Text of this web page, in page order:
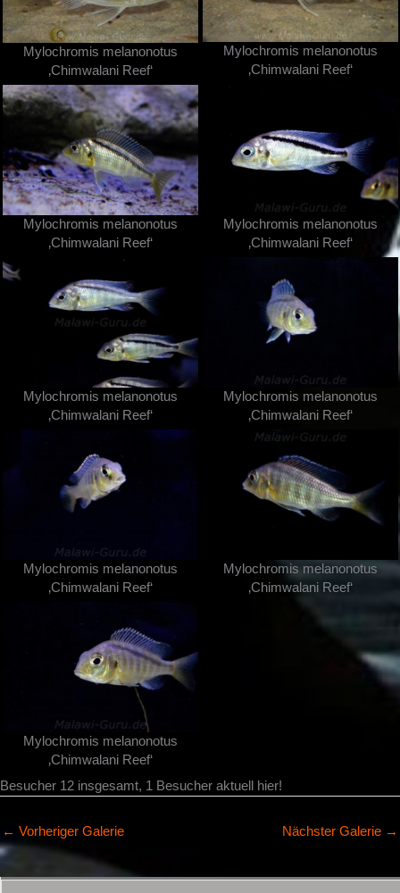
Mylochromis melanonotus
‚Chimwalani Reef‘
Mylochromis melanonotus
‚Chimwalani Reef‘
Mylochromis melanonotus
‚Chimwalani Reef‘
Mylochromis melanonotus
‚Chimwalani Reef‘
Mylochromis melanonotus
‚Chimwalani Reef‘
Mylochromis melanonotus
‚Chimwalani Reef‘
Mylochromis melanonotus
‚Chimwalani Reef‘
Mylochromis melanonotus
‚Chimwalani Reef‘
Mylochromis melanonotus
‚Chimwalani Reef‘
Besucher 12 insgesamt, 1 Besucher aktuell hier!
← Vorheriger Galerie Nächster Galerie →